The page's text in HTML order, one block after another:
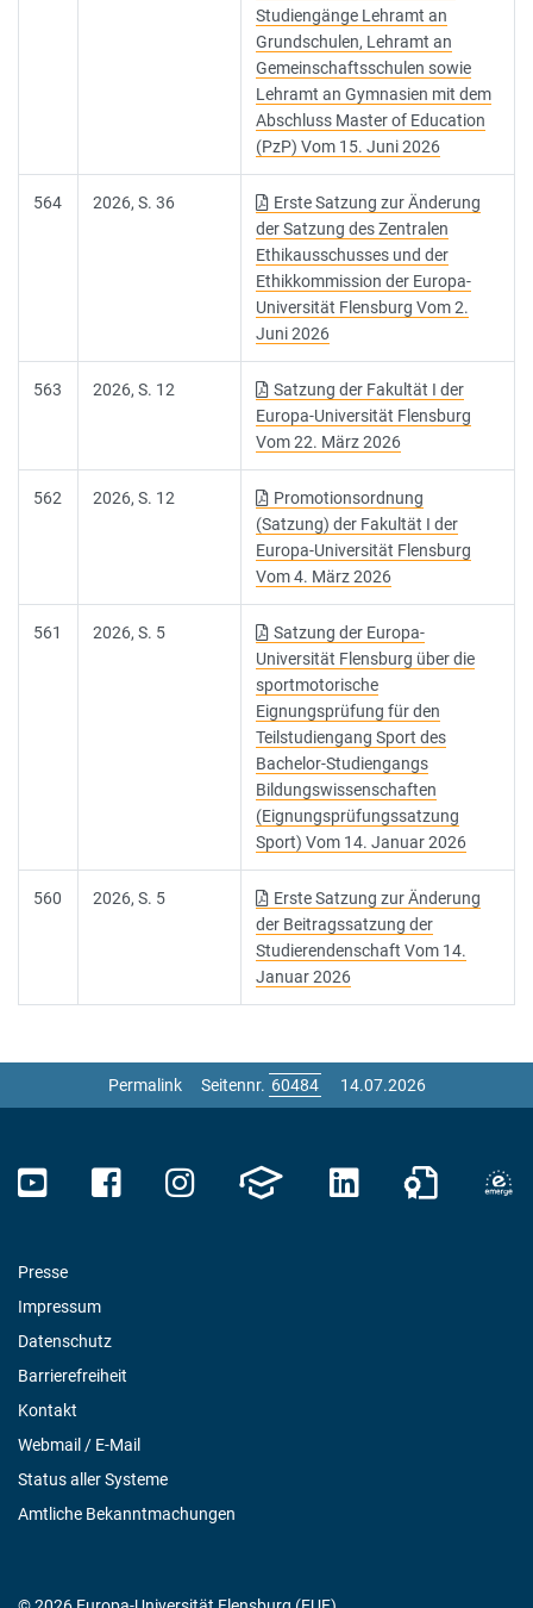
Studiengänge Lehramt an
Grundschulen, Lehramt an
Gemeinschaftsschulen sowie
Lehramt an Gymnasien mit dem
Abschluss Master of Education
(PzP) Vom 15. Juni 2026
564 2026, S. 36
Erste Satzung zur Änderung
der Satzung des Zentralen
Ethikausschusses und der
Ethikkommission der Europa-
Universität Flensburg Vom 2.
Juni 2026
563 2026, S. 12
Satzung der Fakultät I der
Europa-Universität Flensburg
Vom 22. März 2026
562 2026, S. 12
Promotionsordnung
(Satzung) der Fakultät I der
Europa-Universität Flensburg
Vom 4. März 2026
561 2026, S. 5
Satzung der Europa-
Universität Flensburg über die
sportmotorische
Eignungsprüfung für den
Teilstudiengang Sport des
Bachelor-Studiengangs
Bildungswissenschaften
(Eignungsprüfungssatzung
Sport) Vom 14. Januar 2026
560 2026, S. 5
Erste Satzung zur Änderung
der Beitragssatzung der
Studierendenschaft Vom 14.
Januar 2026
Permalink Seitennr. 14.07.2026
Presse
Impressum
Datenschutz
Barrierefreiheit
Kontakt
Webmail / E-Mail
Status aller Systeme
Amtliche Bekanntmachungen